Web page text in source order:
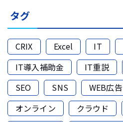
タグ
CRIX Excel IT
IT導入補助金
IT重説
SEO
SNS WEB広告
オンライン
クラウド